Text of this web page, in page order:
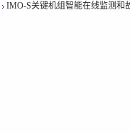
IMO-S关键机组智能在线监测和